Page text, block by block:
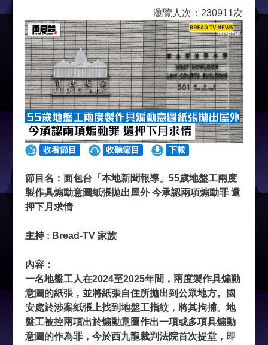
瀏覽人次：230911次
收看節目 收聽節目 下載
節目名：面包台「本地新聞報導」55歲地盤工兩度
製作具煽動意圖紙張拋出屋外 今承認兩項煽動罪 還
押下月求情
主持 : Bread-TV 家族
內容：
一名地盤工人在2024至2025年間，兩度製作具煽動
意圖的紙張，並將紙張自住所拋出到公眾地方。國
安處於涉案紙張上找到地盤工指紋，將其拘捕。地
盤工被控兩項出於煽動意圖作出一項或多項具煽動
意圖的作為罪，今於西九龍裁判法院首次提堂，即